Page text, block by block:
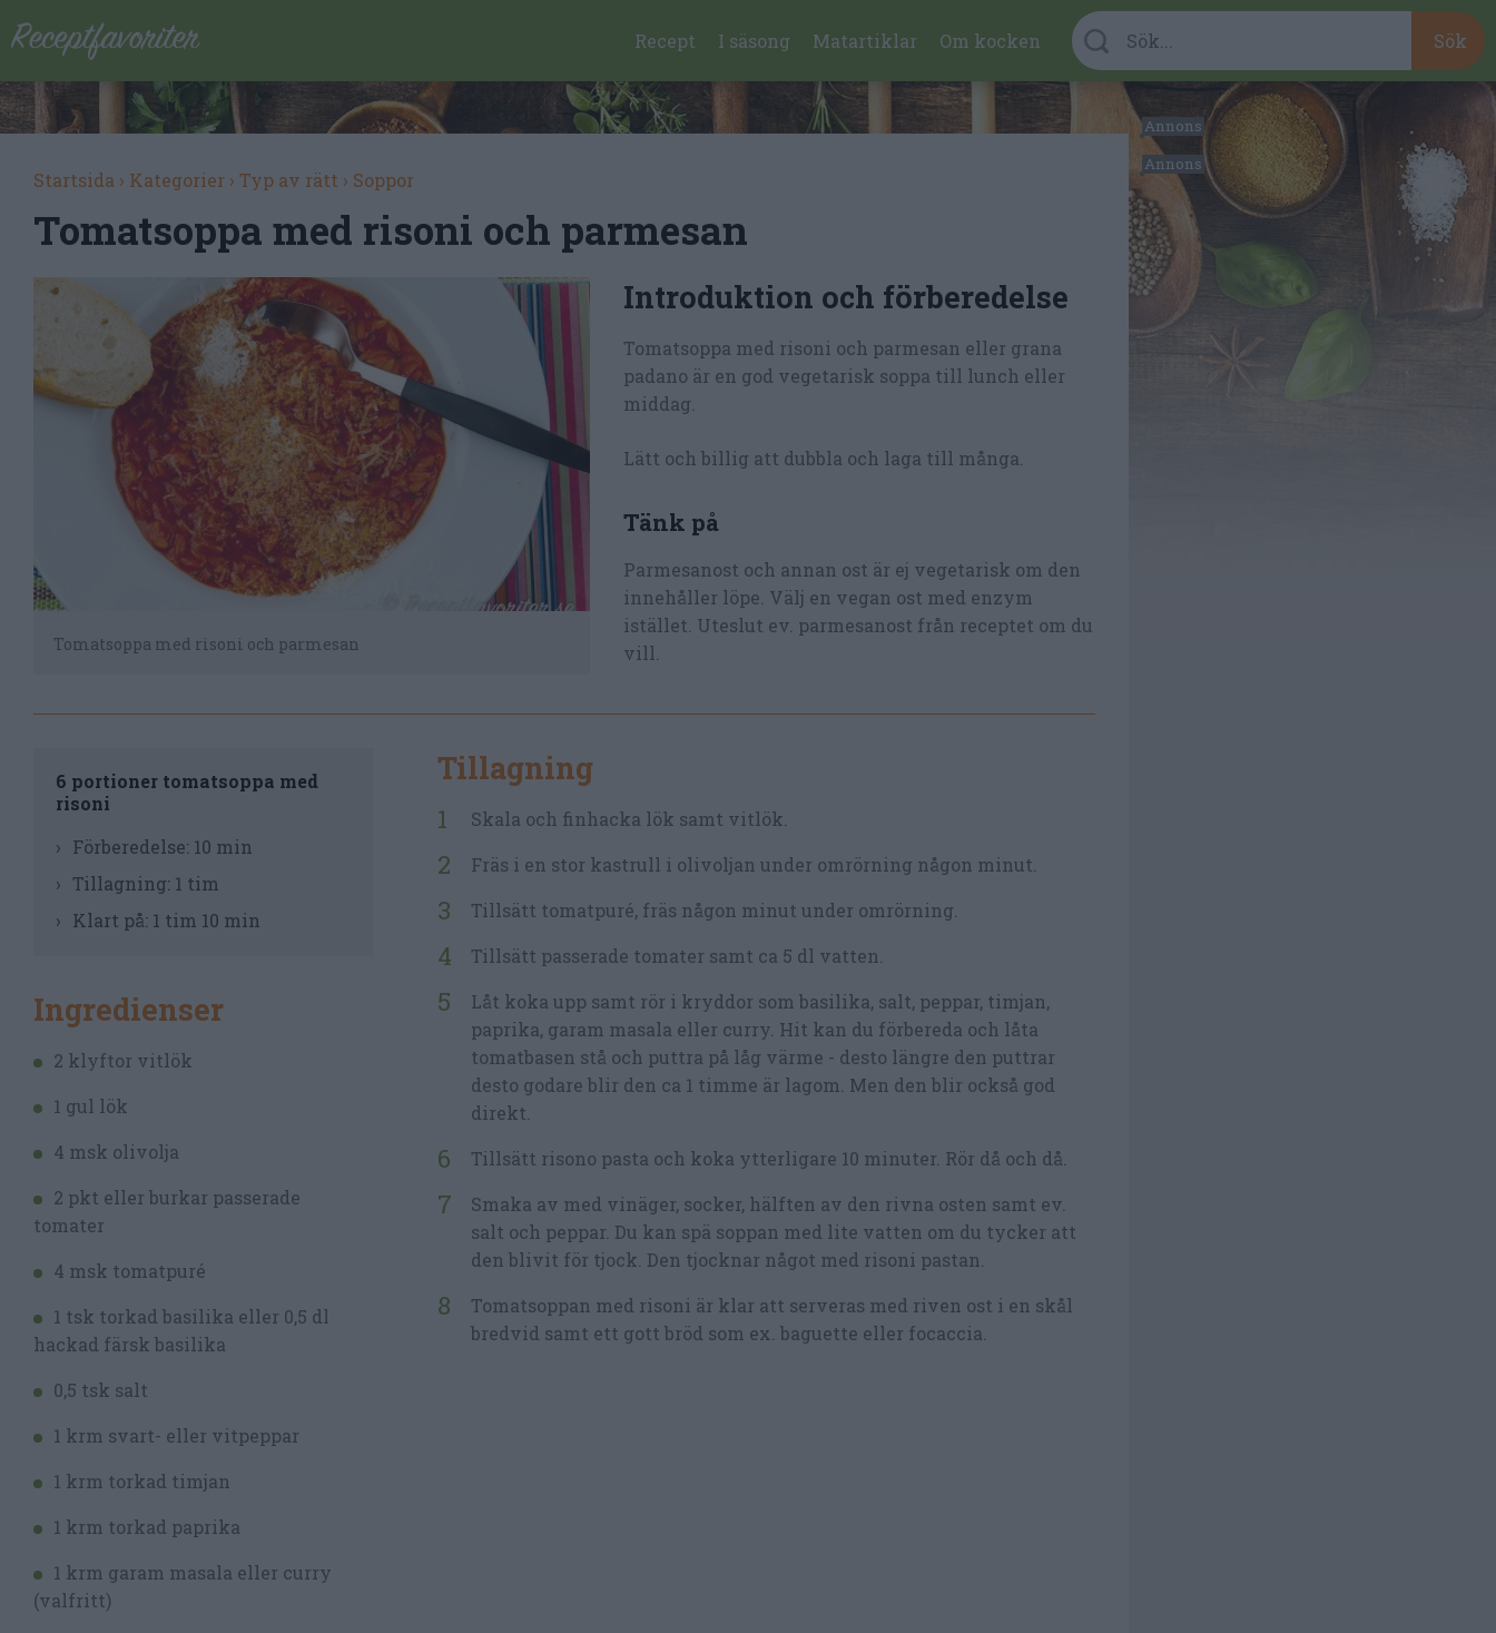
Recept I säsong Matartiklar Om kocken
Startsida › Kategorier › Typ av rätt › Soppor
Tomatsoppa med risoni och parmesan
Tomatsoppa med risoni och parmesan
Introduktion och förberedelse
Tomatsoppa med risoni och parmesan eller grana
padano är en god vegetarisk soppa till lunch eller
middag.
Lätt och billig att dubbla och laga till många.
Tänk på
Parmesanost och annan ost är ej vegetarisk om den
innehåller löpe. Välj en vegan ost med enzym
istället. Uteslut ev. parmesanost från receptet om du
vill.
6 portioner tomatsoppa med
risoni
Förberedelse: 10 min
Tillagning: 1 tim
Klart på: 1 tim 10 min
Ingredienser
2 klyftor vitlök
1 gul lök
4 msk olivolja
2 pkt eller burkar passerade
tomater
4 msk tomatpuré
1 tsk torkad basilika eller 0,5 dl
hackad färsk basilika
0,5 tsk salt
1 krm svart- eller vitpeppar
1 krm torkad timjan
1 krm torkad paprika
1 krm garam masala eller curry
(valfritt)
Tillagning
Skala och finhacka lök samt vitlök.
Fräs i en stor kastrull i olivoljan under omrörning någon minut.
Tillsätt tomatpuré, fräs någon minut under omrörning.
Tillsätt passerade tomater samt ca 5 dl vatten.
Låt koka upp samt rör i kryddor som basilika, salt, peppar, timjan,
paprika, garam masala eller curry. Hit kan du förbereda och låta
tomatbasen stå och puttra på låg värme - desto längre den puttrar
desto godare blir den ca 1 timme är lagom. Men den blir också god
direkt.
Tillsätt risono pasta och koka ytterligare 10 minuter. Rör då och då.
Smaka av med vinäger, socker, hälften av den rivna osten samt ev.
salt och peppar. Du kan spä soppan med lite vatten om du tycker att
den blivit för tjock. Den tjocknar något med risoni pastan.
Tomatsoppan med risoni är klar att serveras med riven ost i en skål
bredvid samt ett gott bröd som ex. baguette eller focaccia.